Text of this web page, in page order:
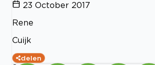
23 October 2017
Rene
Cuijk
delen